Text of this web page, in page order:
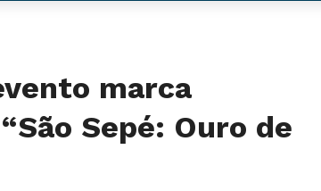
marca
Sepé: Ouro de